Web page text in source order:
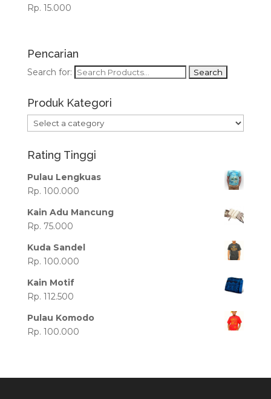
Rp. 15.000
Pencarian
Search for:
Produk Kategori
Rating Tinggi
Pulau Lengkuas
Rp. 100.000
Kain Adu Mancung
Rp. 75.000
Kuda Sandel
Rp. 100.000
Kain Motif
Rp. 112.500
Pulau Komodo
Rp. 100.000